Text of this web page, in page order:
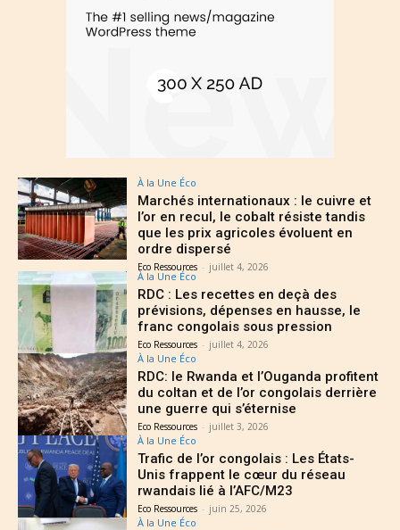
À la Une Éco
Marchés internationaux : le cuivre et
l’or en recul, le cobalt résiste tandis
que les prix agricoles évoluent en
ordre dispersé
Eco Ressources - juillet 4, 2026
À la Une Éco
RDC : Les recettes en deçà des
prévisions, dépenses en hausse, le
franc congolais sous pression
Eco Ressources - juillet 4, 2026
À la Une Éco
RDC: le Rwanda et l’Ouganda profitent
du coltan et de l’or congolais derrière
une guerre qui s’éternise
Eco Ressources - juillet 3, 2026
À la Une Éco
Trafic de l’or congolais : Les États-
Unis frappent le cœur du réseau
rwandais lié à l’AFC/M23
Eco Ressources - juin 25, 2026
À la Une Éco